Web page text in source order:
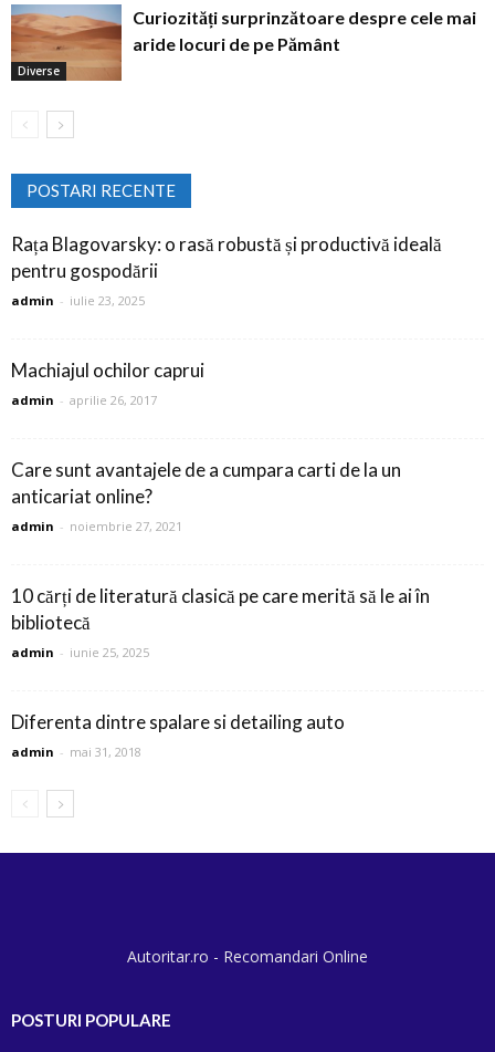
Diverse
Curiozități surprinzătoare despre cele mai
aride locuri de pe Pământ
POSTARI RECENTE
Rața Blagovarsky: o rasă robustă și productivă ideală
pentru gospodării
admin - iulie 23, 2025
Machiajul ochilor caprui
admin - aprilie 26, 2017
Care sunt avantajele de a cumpara carti de la un
anticariat online?
admin - noiembrie 27, 2021
10 cărți de literatură clasică pe care merită să le ai în
bibliotecă
admin - iunie 25, 2025
Diferenta dintre spalare si detailing auto
admin - mai 31, 2018
Autoritar.ro - Recomandari Online
POSTURI POPULARE